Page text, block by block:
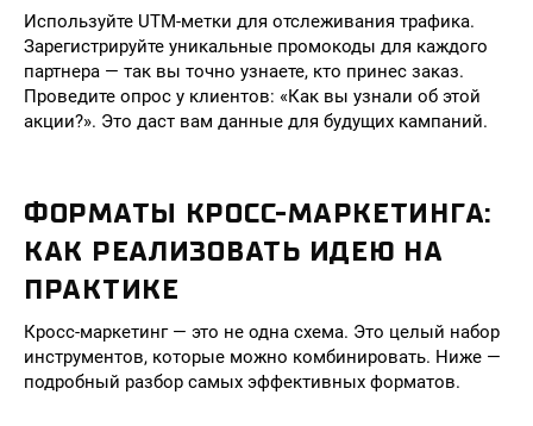
Используйте UTM-метки для отслеживания трафика.
Зарегистрируйте уникальные промокоды для каждого
партнера — так вы точно узнаете, кто принес заказ.
Проведите опрос у клиентов: «Как вы узнали об этой
акции?». Это даст вам данные для будущих кампаний.
ФОРМАТЫ КРОСС-МАРКЕТИНГА:
КАК РЕАЛИЗОВАТЬ ИДЕЮ НА
ПРАКТИКЕ
Кросс-маркетинг — это не одна схема. Это целый набор
инструментов, которые можно комбинировать. Ниже —
подробный разбор самых эффективных форматов.